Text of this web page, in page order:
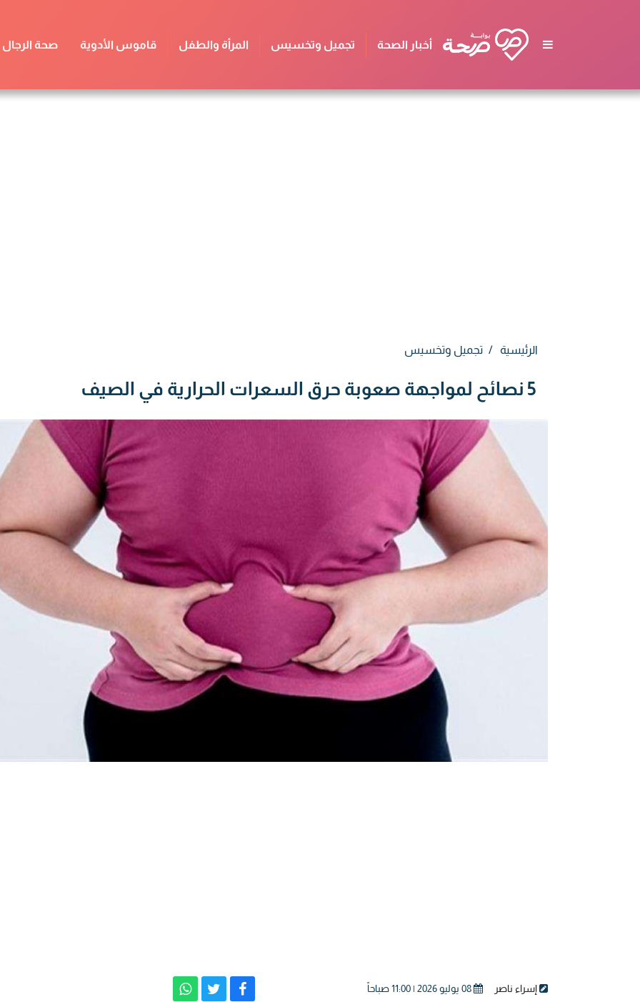
أخبار الصحة تجميل وتخسيس المرأة والطفل قاموس الأدوية صحة الرجال
الرئيسية تجميل وتخسيس
5 نصائح لمواجهة صعوبة حرق السعرات الحرارية في الصيف
إسراء ناصر 08 يوليو 2026 | 11:00 صباحاً